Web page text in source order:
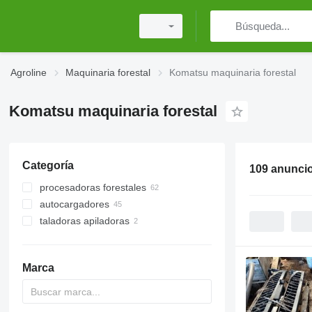
Agroline Maquinaria forestal Komatsu maquinaria forestal
Komatsu maquinaria forestal
Categoría
procesadoras forestales
autocargadores
taladoras apiladoras
Marca
109